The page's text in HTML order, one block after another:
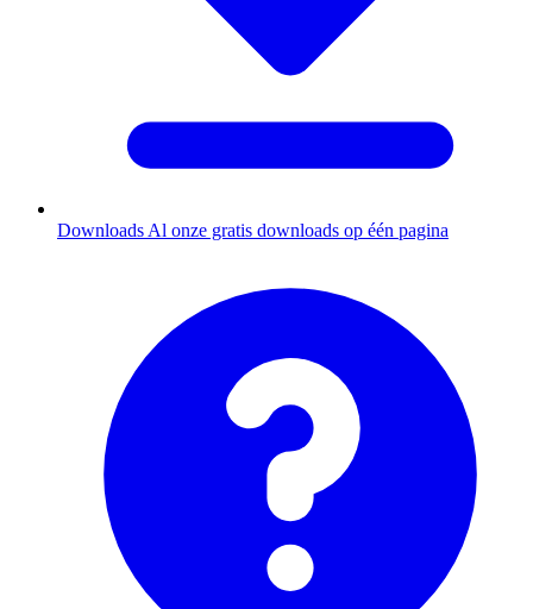
Downloads Al onze gratis downloads op één pagina